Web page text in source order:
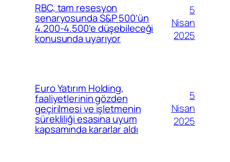
RBC, tam resesyon
senaryosunda S&P 500’ün
4.200-4.500’e düşebileceği
konusunda uyarıyor
5
Nisan
2025
Euro Yatırım Holding,
faaliyetlerinin gözden
geçirilmesi ve işletmenin
sürekliliği esasına uyum
kapsamında kararlar aldı
5
Nisan
2025